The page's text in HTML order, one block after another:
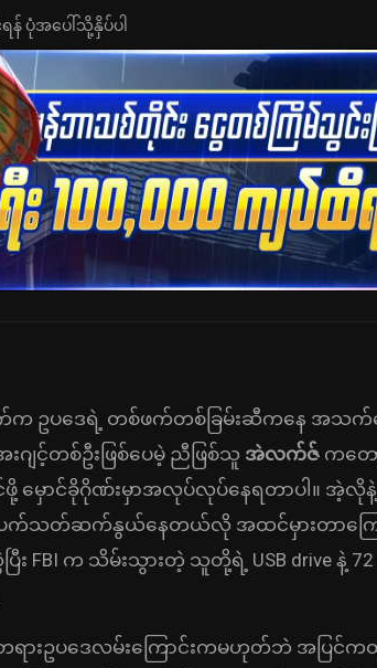
န် ပုံအပေါ်သို့နှိပ်ပါ
ဥပဒေရဲ့ တစ်ဖက်တစ်ခြမ်းဆီကနေ အသက်မွ
ဂျင့်တစ်ဦးဖြစ်ပေမဲ့ ညီဖြစ်သူ အဲလက်ဇ် က‌တေ
မှောင်ခိုဂိုဏ်းမှာအလုပ်လုပ်နေရတာပါ။ အဲ့
ပက်သတ်ဆက်နွယ်နေတယ်လို အထင်မှားတာကြ
က သိမ်းသွားတဲ့ သူတို့ရဲ့ USB drive နဲ့ 72
ဥပဒေလမ်းကြောင်းကမဟုတ်ဘဲ အပြင်ကထူ